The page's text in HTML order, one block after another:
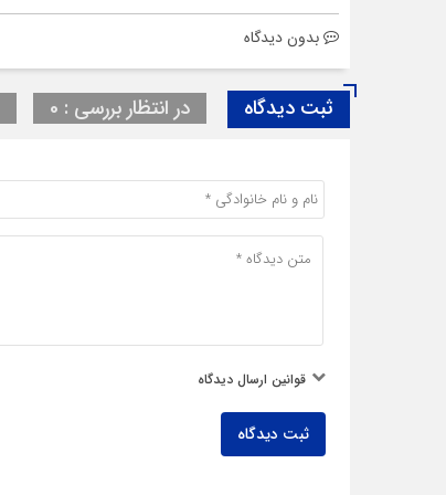
بدون دیدگاه
ثبت دیدگاه در انتظار بررسی : 0
قوانین ارسال دیدگاه
ثبت دیدگاه